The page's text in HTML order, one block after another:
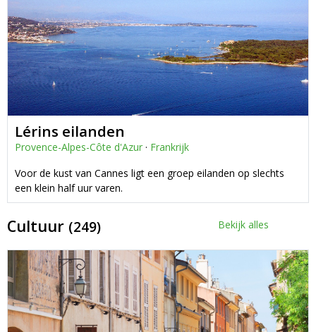
Lérins eilanden
Provence-Alpes-Côte d'Azur · Frankrijk
Voor de kust van Cannes ligt een groep eilanden op slechts
een klein half uur varen.
Cultuur (249) Bekijk alles